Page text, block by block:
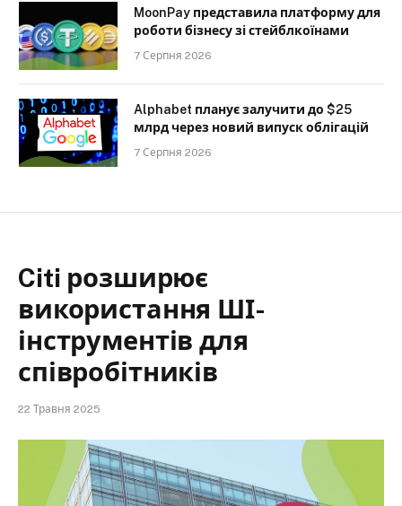
MoonPay представила платформу для
роботи бізнесу зі стейблкоїнами
7 Серпня 2026
Alphabet планує залучити до $25
млрд через новий випуск облігацій
7 Серпня 2026
Citi розширює
використання ШІ-
інструментів для
співробітників
22 Травня 2025